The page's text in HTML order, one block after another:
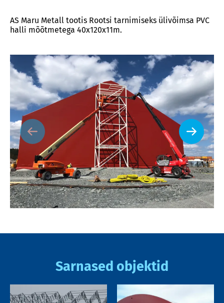
AS Maru Metall tootis Rootsi tarnimiseks ülivõimsa PVC
halli mõõtmetega 40x120x11m.
Sarnased objektid